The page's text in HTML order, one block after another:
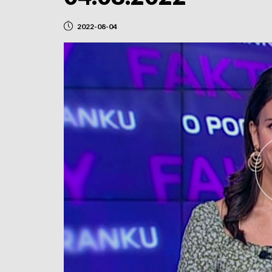
2022-08-04